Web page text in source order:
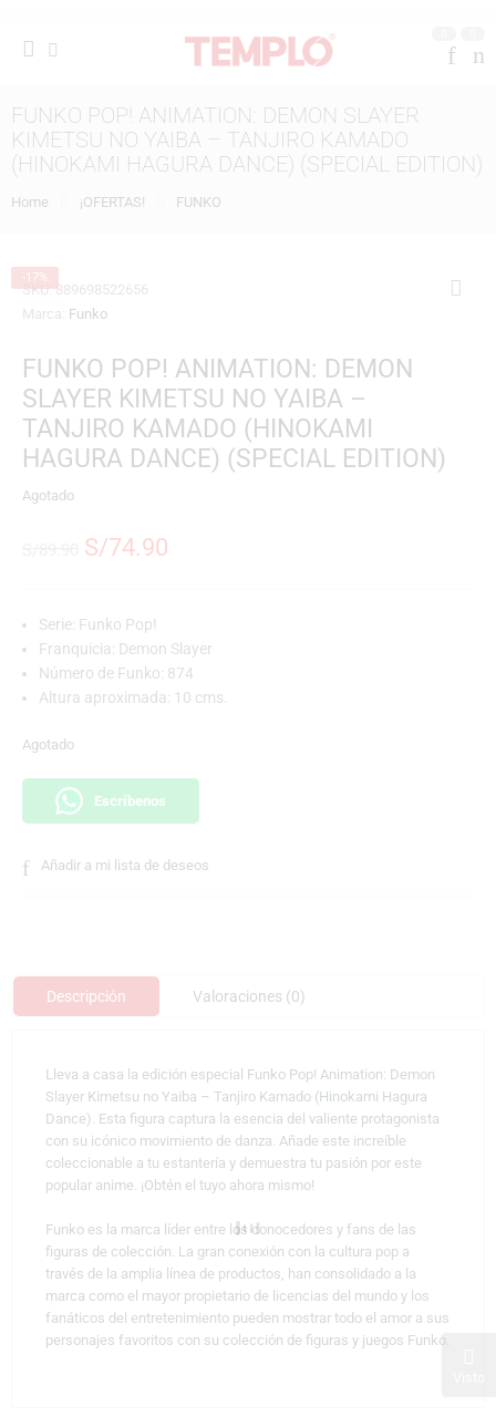
FUNKO POP! ANIMATION: DEMON SLAYER
KIMETSU NO YAIBA – TANJIRO KAMADO
(HINOKAMI HAGURA DANCE) (SPECIAL EDITION)
Home ¡OFERTAS! FUNKO
-17%
SKU:889698522656
Marca: Funko
FUNKO POP! ANIMATION: DEMON
SLAYER KIMETSU NO YAIBA –
TANJIRO KAMADO (HINOKAMI
HAGURA DANCE) (SPECIAL EDITION)
Agotado
S/74.90
Serie: Funko Pop!
Franquicia: Demon Slayer
Número de Funko: 874
Altura aproximada: 10 cms.
Agotado
Escríbenos
Añadir a mi lista de deseos
Descripción Valoraciones (0)
Lleva a casa la edición especial Funko Pop! Animation: Demon
Slayer Kimetsu no Yaiba – Tanjiro Kamado (Hinokami Hagura
Dance). Esta figura captura la esencia del valiente protagonista
con su icónico movimiento de danza. Añade este increíble
coleccionable a tu estantería y demuestra tu pasión por este
popular anime. ¡Obtén el tuyo ahora mismo!
Funko es la marca líder entre los conocedores y fans de las
figuras de colección. La gran conexión con la cultura pop a
través de la amplia línea de productos, han consolidado a la
marca como el mayor propietario de licencias del mundo y los
fanáticos del entretenimiento pueden mostrar todo el amor a sus
personajes favoritos con su colección de figuras y juegos Funko.